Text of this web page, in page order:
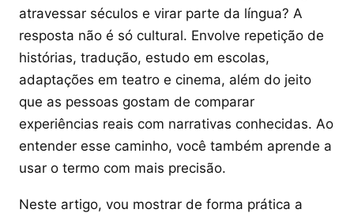
atravessar séculos e virar parte da língua? A
resposta não é só cultural. Envolve repetição de
histórias, tradução, estudo em escolas,
adaptações em teatro e cinema, além do jeito
que as pessoas gostam de comparar
experiências reais com narrativas conhecidas. Ao
entender esse caminho, você também aprende a
usar o termo com mais precisão.
Neste artigo, vou mostrar de forma prática a